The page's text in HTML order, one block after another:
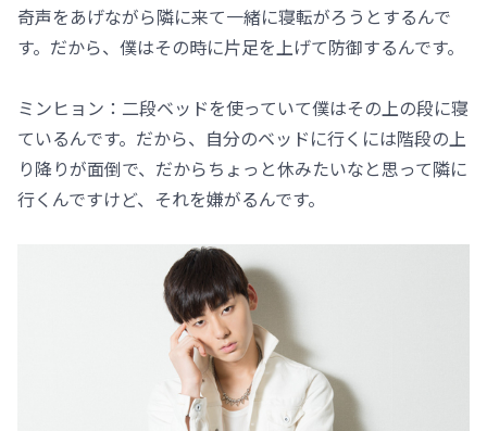
奇声をあげながら隣に来て一緒に寝転がろうとするんで
す。だから、僕はその時に片足を上げて防御するんです。
ミンヒョン：二段ベッドを使っていて僕はその上の段に寝
ているんです。だから、自分のベッドに行くには階段の上
り降りが面倒で、だからちょっと休みたいなと思って隣に
行くんですけど、それを嫌がるんです。